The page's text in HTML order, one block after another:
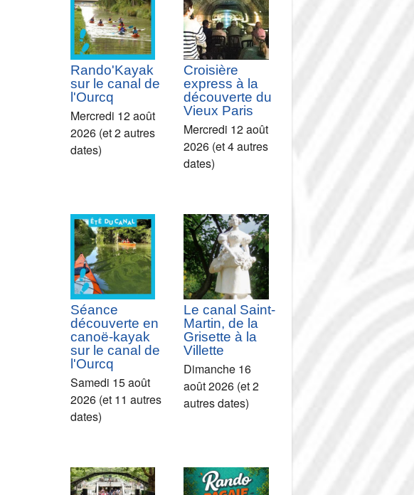
Rando'Kayak
sur le canal de
l'Ourcq
Mercredi 12 août
2026 (et 2 autres
dates)
Croisière
express à la
découverte du
Vieux Paris
Mercredi 12 août
2026 (et 4 autres
dates)
Séance
découverte en
canoë-kayak
sur le canal de
l'Ourcq
Samedi 15 août
2026 (et 11 autres
dates)
Le canal Saint-
Martin, de la
Grisette à la
Villette
Dimanche 16
août 2026 (et 2
autres dates)